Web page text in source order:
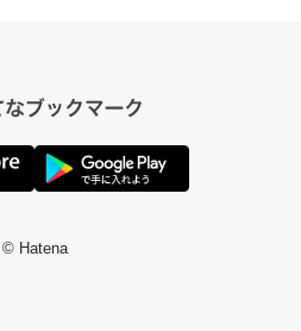
家に設置した。ポケットWifiみ
ですよ。参考：
© Hatena